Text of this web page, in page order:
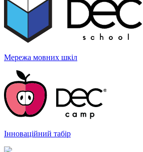
Мережа мовних шкіл
Інноваційний табір